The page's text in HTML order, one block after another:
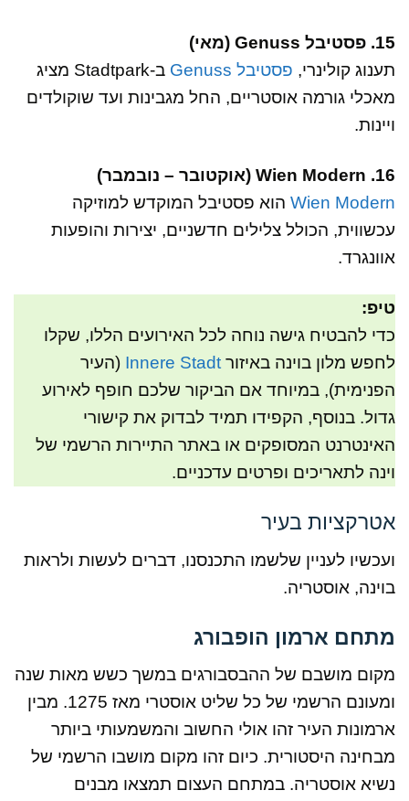
15. פסטיבל Genuss (מאי)
תענוג קולינרי, פסטיבל Genuss
ב-Stadtpark מציג
מאכלי גורמה אוסטריים, החל מגבינות ועד שוקולדים
ויינות.
16. Wien Modern (אוקטובר – נובמבר)
Wien Modern הוא פסטיבל המוקדש למוזיקה
עכשווית, הכולל צלילים חדשניים, יצירות והופעות
אוונגרד.
טיפ:
כדי להבטיח גישה נוחה לכל האירועים הללו, שקלו
לחפש מלון בוינה באיזור Innere Stadt (העיר
הפנימית), במיוחד אם הביקור שלכם חופף לאירוע
גדול. בנוסף, הקפידו תמיד לבדוק את קישורי
האינטרנט המסופקים או באתר התיירות הרשמי של
וינה לתאריכים ופרטים עדכניים.
אטרקציות בעיר
ועכשיו לעניין שלשמו התכנסנו, דברים לעשות ולראות
בוינה, אוסטריה.
מתחם ארמון הופבורג
מקום מושבם של ההבסבורגים במשך כשש מאות שנה
ומעונם הרשמי של כל שליט אוסטרי מאז 1275. מבין
ארמונות העיר זהו אולי החשוב והמשמעותי ביותר
מבחינה היסטורית. כיום זהו מקום מושבו הרשמי של
נשיא אוסטריה. במתחם העצום תמצאו מבנים